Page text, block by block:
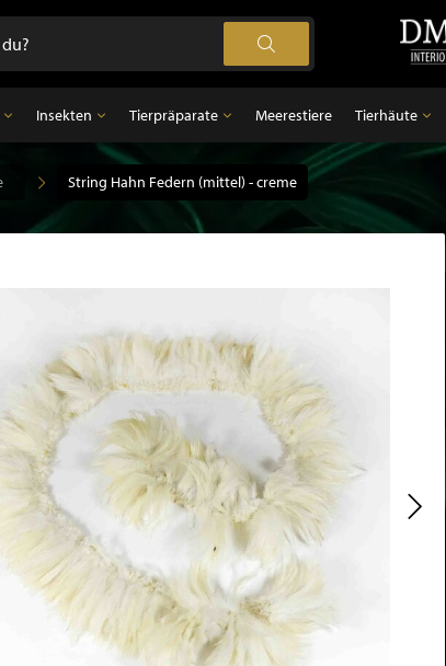
im Rahmen
im Glasglocke
Insekten
Insekten
Unpräparierte Insekten
Tierpräparate
Tierpräparate
Ausgestopfter Vogel
Ausgestopfter Säugetiere
Meerestiere Tierhäute
Federn
String Hahn Federn (mittel) - creme